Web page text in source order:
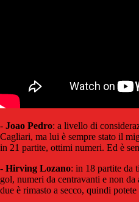
- Joao Pedro: a livello di
Cagliari, ma lui è sempre stato il
in 21 partite, ottimi numeri. Ed è
- Hirving Lozano: in 18 partite da
gol, numeri da centravanti e non
due è rimasto a secco, quindi